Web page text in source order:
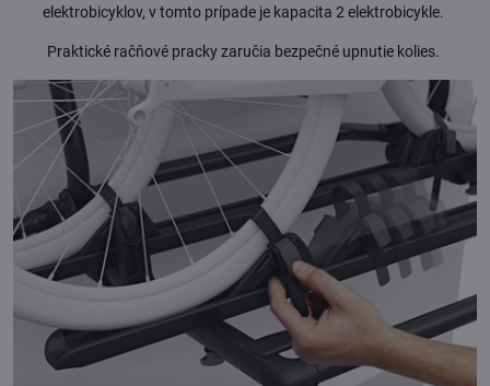
elektrobicyklov, v tomto prípade je kapacita 2 elektrobicykle.
Praktické račňové pracky zaručia bezpečné upnutie kolies.